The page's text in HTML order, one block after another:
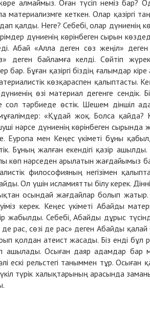
алмаймыз. Оған түсіп неміз бар?
материализмге кеткен. Олар қазіргі
қалды. Неге? Себебі, олар дүниенің
дүниенің көрінбеген сырын
Абай «Алла деген сөз жеңіл»
деген байламға келді. Сөйтіп
бар. Бұған қазіргі біздің ғалымдар
көзқараспен қалыптасты.
өзі материал дегенге
сол тәрбиеде өстік. Шешем діншіл
«Құдай жоқ. Болса қайда?
нәрсе дүниенің көрінбеген
Еуропа мен Кеңес үкіметі бұны
Бұның жалған екендігі қазір
көп нәрседен арылатын жағдайымыз
философияның негізімен
Ол үшін исламиятты білу керек.
осындай жағдайлар болып жатыр.
керек. Кеңес үкіметі Абайды
жабылды. Себебі, Абайды дұрыс
рас, сөзі де рас» деген Абайды
қолдан атеист жасады. Біз енді бұл
Осыған даяр адамдар бар
ескі рельстегі таныммен тұр. Осыған
түрік халықтарының арасында